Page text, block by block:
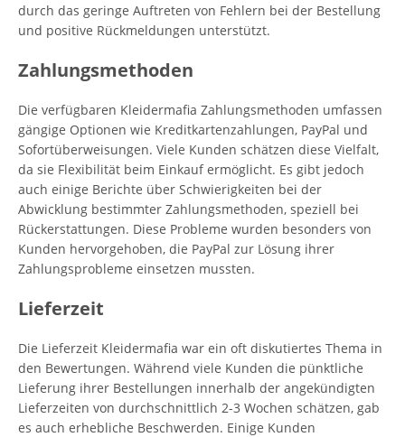
durch das geringe Auftreten von Fehlern bei der Bestellung
und positive Rückmeldungen unterstützt.
Zahlungsmethoden
Die verfügbaren Kleidermafia Zahlungsmethoden umfassen
gängige Optionen wie Kreditkartenzahlungen, PayPal und
Sofortüberweisungen. Viele Kunden schätzen diese Vielfalt,
da sie Flexibilität beim Einkauf ermöglicht. Es gibt jedoch
auch einige Berichte über Schwierigkeiten bei der
Abwicklung bestimmter Zahlungsmethoden, speziell bei
Rückerstattungen. Diese Probleme wurden besonders von
Kunden hervorgehoben, die PayPal zur Lösung ihrer
Zahlungsprobleme einsetzen mussten.
Lieferzeit
Die Lieferzeit Kleidermafia war ein oft diskutiertes Thema in
den Bewertungen. Während viele Kunden die pünktliche
Lieferung ihrer Bestellungen innerhalb der angekündigten
Lieferzeiten von durchschnittlich 2-3 Wochen schätzen, gab
es auch erhebliche Beschwerden. Einige Kunden